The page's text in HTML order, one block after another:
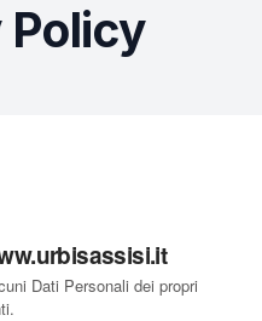
Policy
Dati Personali dei propri